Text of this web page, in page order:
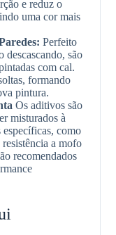
e reduz o
uma cor mais
Perfeito
descascando, são
com cal.
formando
pintura.
Os aditivos são
misturados à
como
resistência a mofo
recomendados